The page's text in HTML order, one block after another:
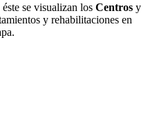
se visualizan los Centros y
y rehabilitaciones en